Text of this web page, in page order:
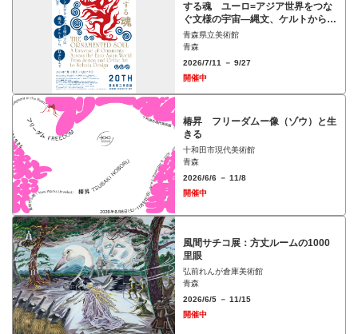
する魂 ユーロ=アジア世界をつな
ぐ文様の宇宙―縄文、ケルトから、
ねぶたまで」展
青森県立美術館
青森
2026/7/11 － 9/27
開催中
椿昇 フリーダムー像（ゾウ）と⽣
きる
十和田市現代美術館
青森
2026/6/6 － 11/8
開催中
⾵間サチコ展：⽅丈ルームの1000
⾥眼
弘前れんが倉庫美術館
青森
2026/6/5 － 11/15
開催中